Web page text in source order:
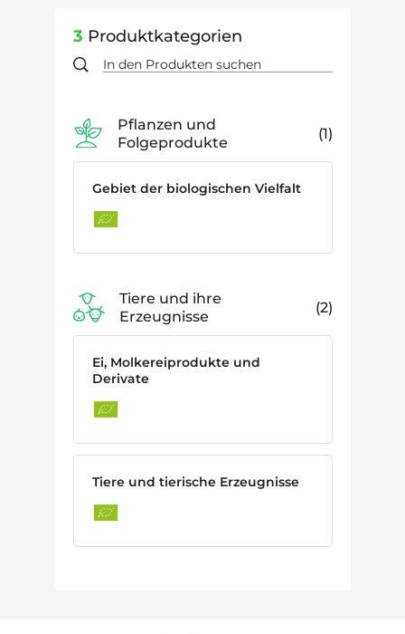
3 Produktkategorien
Pflanzen und
Folgeprodukte
1
Gebiet der biologischen Vielfalt
Tiere und ihre
Erzeugnisse
2
Ei, Molkereiprodukte und
Derivate
Tiere und tierische Erzeugnisse